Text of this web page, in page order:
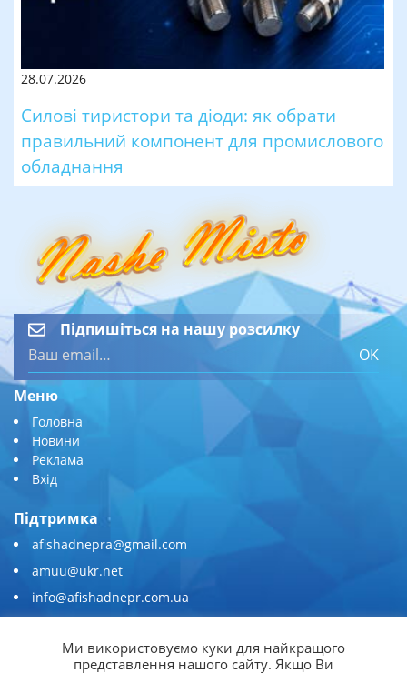
28.07.2026
Силові тиристори та діоди: як обрати
правильний компонент для промислового
обладнання
Підпишіться на нашу розсилку
OK
Меню
Головна
Новини
Реклама
Вхід
Підтримка
afishadnepra@gmail.com
amuu@ukr.net
info@afishadnepr.com.ua
Приєднуйтесь
Ми використовуємо куки для найкращого
представлення нашого сайту. Якщо Ви